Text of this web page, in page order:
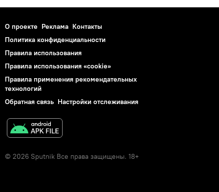
О проекте Реклама Контакты
Политика конфиденциальности
Правила использования
Правила использования «cookie»
Правила применения рекомендательных
технологий
Обратная связь Настройки отслеживания
© 2026 Sputnik Все права защищены. 18+